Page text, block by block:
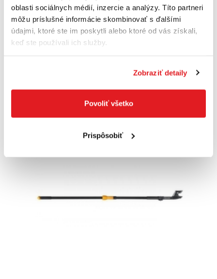
oblasti sociálnych médií, inzercie a analýzy. Títo partneri
môžu príslušné informácie skombinovať s ďalšími
údajmi, ktoré ste im poskytli alebo ktoré od vás získali,
keď ste používali ich služby.
Zobraziť detaily
Povoliť všetko
Prispôsobiť
FISKARS Čepeľ na hrable univerzálne Solid™ |
1014917
1014917
16,99 €